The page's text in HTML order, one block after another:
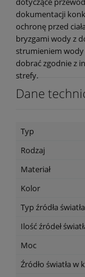
dokumentacji
ochronę przed
bryzgami wody z
strumieniem wody
dobrać zgodnie z
strefy.
Dane
Typ
Rodzaj
Materiał
Kolor
Typ źródła światła
Ilość źródeł
Moc
Źródło światła w